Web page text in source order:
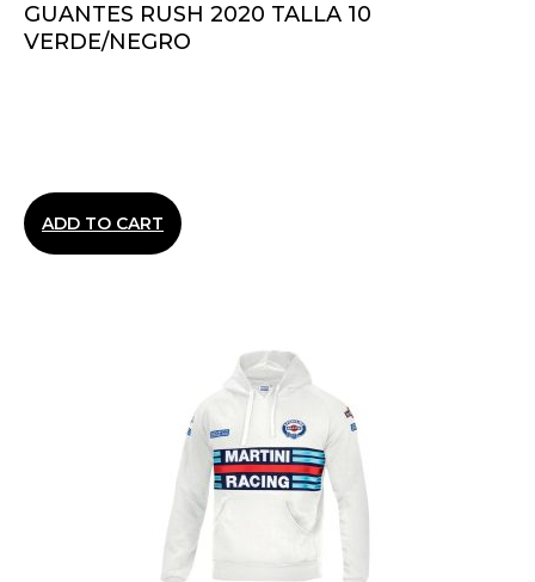
GUANTES RUSH 2020 TALLA 10
VERDE/NEGRO
ADD TO CART